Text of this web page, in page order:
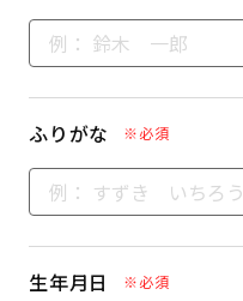
ふりがな ※必須
生年月日 ※必須